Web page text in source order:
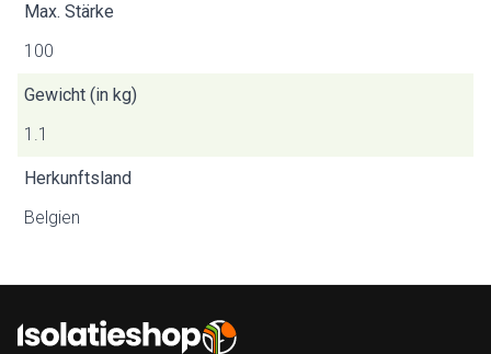
Max. Stärke
100
Gewicht (in kg)
1.1
Herkunftsland
Belgien